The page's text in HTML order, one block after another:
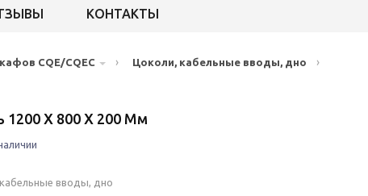
КОНТАКТЫ
CQE/CQEC › Цоколи, кабельные вводы, дно
›
1200 X 800 X 200 Мм
вводы, дно